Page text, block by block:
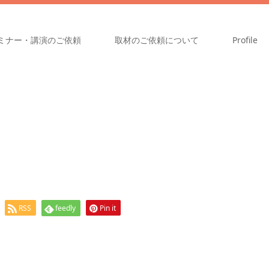
ナー・講演のご依頼 取材のご依頼について Profile
RSS feedly Pin it